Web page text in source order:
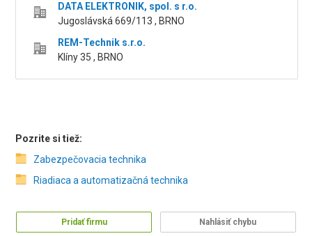
DATA ELEKTRONIK, spol. s r.o.
Jugoslávská 669/113 , BRNO
REM-Technik s.r.o.
Klíny 35 , BRNO
Pozrite si tiež:
Zabezpečovacia technika
Riadiaca a automatizačná technika
Pridať firmu Nahlásiť chybu